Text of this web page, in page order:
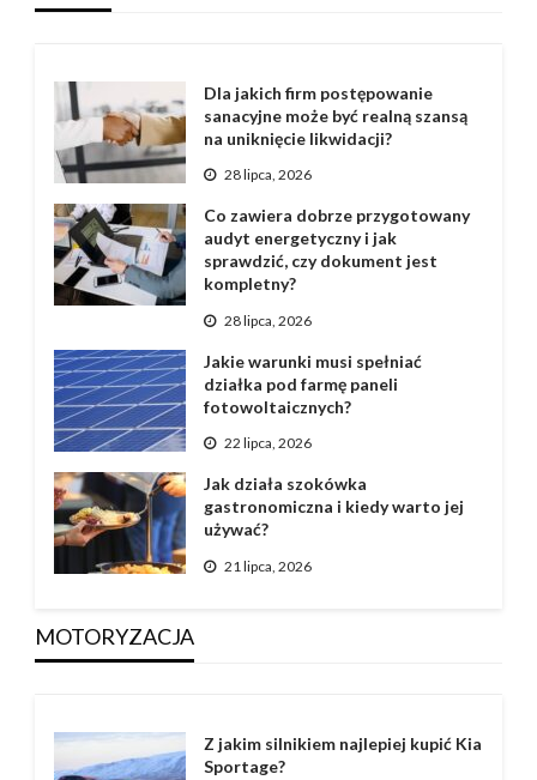
Dla jakich firm postępowanie
sanacyjne może być realną szansą
na uniknięcie likwidacji?
28 lipca, 2026
Co zawiera dobrze przygotowany
audyt energetyczny i jak
sprawdzić, czy dokument jest
kompletny?
28 lipca, 2026
Jakie warunki musi spełniać
działka pod farmę paneli
fotowoltaicznych?
22 lipca, 2026
Jak działa szokówka
gastronomiczna i kiedy warto jej
używać?
21 lipca, 2026
MOTORYZACJA
Z jakim silnikiem najlepiej kupić Kia
Sportage?